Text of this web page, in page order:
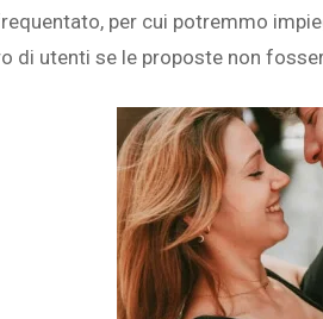
per cui potremmo
di utenti se le proposte non